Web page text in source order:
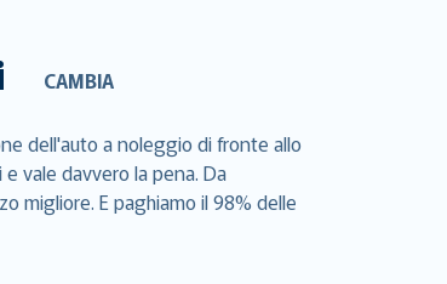
CAMBIA
dell'auto a noleggio di fronte allo
vale davvero la pena. Da
migliore. E paghiamo il 98% delle